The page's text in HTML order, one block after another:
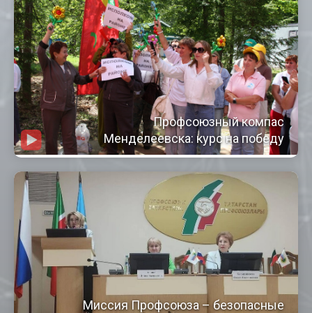
Профсоюзный компас
Менделеевска: курс на победу
Миссия Профсоюза – безопасные